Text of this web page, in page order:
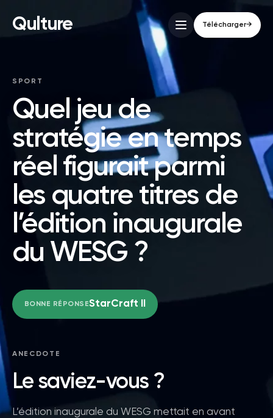
Qulture Télécharger→
SPORT
Quel jeu de
stratégie en temps
réel figurait parmi
les quatre titres de
l’édition inaugurale
du WESG ?
BONNE RÉPONSEStarCraft II
ANECDOTE
Le saviez-vous ?
L’édition inaugurale du WESG mettait en avant